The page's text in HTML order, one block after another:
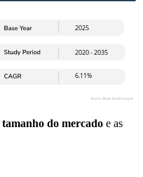
tamanho do mercado e as